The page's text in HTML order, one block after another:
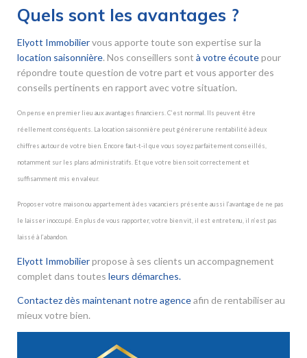
Quels sont les avantages ?
Elyott Immobiliervous apporte toute son expertise sur la
location saisonnière. Nos conseillers sont à votre écoutepour
répondre toute question de votre part et vous apporter des
conseils pertinents en rapport avec votre situation.
On pense en premier lieu aux avantages financiers. C’est normal. Ils peuvent être
réellement conséquents. La location saisonnière peut générer une rentabilité à deux
chiffres autour de votre bien. Encore faut-t-il que vous soyez parfaitement conseillés,
notamment sur les plans administratifs. Et que votre bien soit correctement et
suffisamment mis en valeur.
Proposer votre maison ou appartement à des vacanciers présente aussi l’avantage de ne pas
le laisser inoccupé. En plus de vous rapporter, votre bien vit, il est entretenu, il n’est pas
laissé à l’abandon.
Elyott Immobilierpropose à ses clients un accompagnement
complet dans toutes leurs démarches.
Contactez dès maintenant notre agenceafin de rentabiliser au
mieux votre bien.